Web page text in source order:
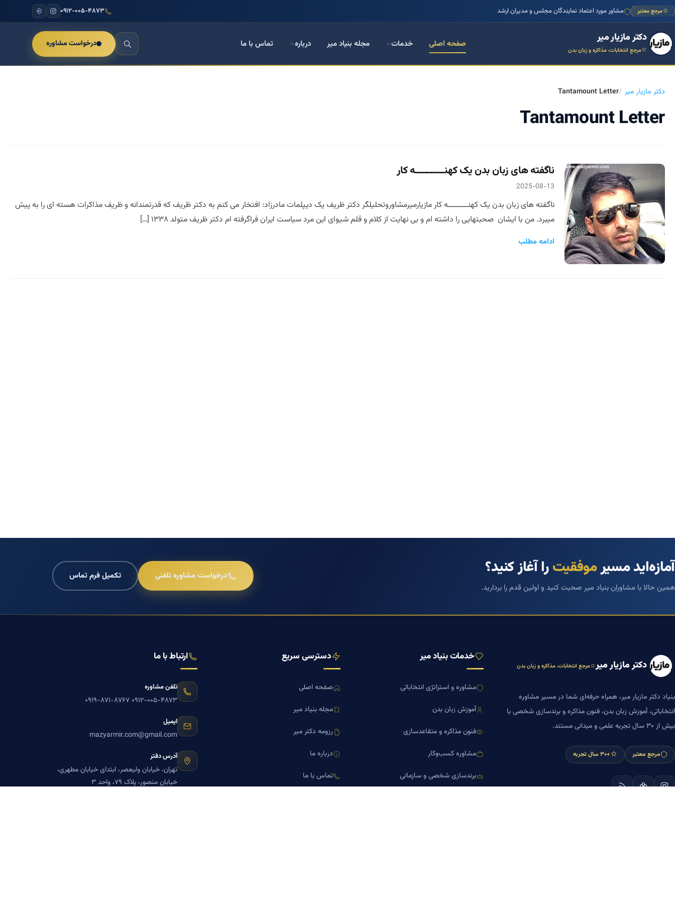
مرجع معتبر مشاور مورد اعتماد نمایندگان مجلس و مدیران ارشد ۰۹۱۲-۰۰۵-۴۸۷۳
دکتر مازیار میر
مرجع انتخابات، مذاکره و زبان بدن
صفحه اصلی خدمات مجله بنیاد میر درباره تماس با ما درخواست مشاوره
دکتر مازیار میر Tantamount Letter
Tantamount Letter
ناگفته های زبان بدن یک کهنــــــــــه کار
2025-08-13
ناگفته های زبان بدن یک کهنــــــــــه کار مازیارمیرمشاوروتحلیلگر دکتر ظریف یک دیپلمات مادرزاد: افتخار می کنم به دکتر ظریف که قدرتمندانه و ظریف مذاکرات هسته ای را به پیش
میبرد. من با ایشان صحبتهایی را داشته ام و بی نهایت از کلام و قلم شیوای این مرد سیاست ایران فراگرفته ام دکتر ظریف متولد ۱۳۳۸ […]
ادامه مطلب
آمازه‌اید مسیرموفقیترا آغاز کنید؟
همین حالا با مشاوران بنیاد میر صحبت کنید و اولین قدم را بردارید.
درخواست مشاوره تلفنی تکمیل فرم تماس
دکتر مازیار میر مرجع انتخابات، مذاکره و زبان بدن
بنیاد دکتر مازیار میر، همراه حرفه‌ای شما در مسیر مشاوره
انتخاباتی، آموزش زبان بدن، فنون مذاکره و برندسازی شخصی با
بیش از ۳۰ سال تجربه علمی و میدانی مستند.
مرجع معتبر +۳۰ سال تجربه
خدمات بنیاد میر
مشاوره و استراتژی انتخاباتی
آموزش زبان بدن
فنون مذاکره و متقاعدسازی
مشاوره کسب‌وکار
برندسازی شخصی و سازمانی
دسترسی سریع
صفحه اصلی
مجله بنیاد میر
رزومه دکتر میر
درباره ما
تماس با ما
ارتباط با ما
تلفن مشاوره
۰۹۱۲-۰۰۵-۴۸۷۳ ۰۹۱۹-۸۷۱-۸۷۶۷
ایمیل
mazyarmir.com@gmail.com
آدرس دفتر
تهران، خیابان ولیعصر، ابتدای خیابان مطهری،
خیابان منصور، پلاک ۷۹، واحد ۳